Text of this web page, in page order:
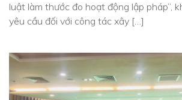
luật làm thước đo hoạt động lập pháp”,
yêu cầu đối với công tác xây […]